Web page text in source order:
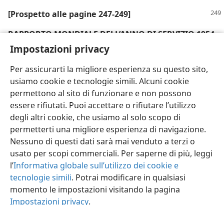
Impostazioni privacy
Per assicurarti la migliore esperienza su questo sito,
usiamo cookie e tecnologie simili. Alcuni cookie
permettono al sito di funzionare e non possono
essere rifiutati. Puoi accettare o rifiutare l’utilizzo
degli altri cookie, che usiamo al solo scopo di
permetterti una migliore esperienza di navigazione.
Nessuno di questi dati sarà mai venduto a terzi o
usato per scopi commerciali. Per saperne di più, leggi
l’Informativa globale sull’utilizzo dei cookie e
tecnologie simili. Potrai modificare in qualsiasi
momento le impostazioni visitando la pagina
Impostazioni privacy.
[Prospetto alle pagine 247-249]
RAPPORTO MONDIALE DELL’ANNO DI SERVIZIO 1954
DEI TESTIMONI DI GEOVA
(Vedi l’edizione stampata)
Italiano Condividi Impostazioni
Copyright© 2026 Watch Tower Bible and Tract Society of Pennsylvania
Informativa sulla privacy
Impostazioni privacy
Accedi